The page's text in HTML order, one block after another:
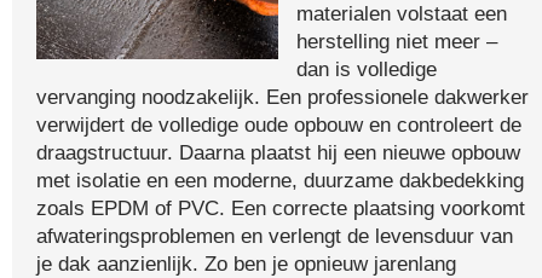
materialen volstaat een
herstelling niet meer –
dan is volledige
vervanging noodzakelijk. Een professionele dakwerker
verwijdert de volledige oude opbouw en controleert de
draagstructuur. Daarna plaatst hij een nieuwe opbouw
met isolatie en een moderne, duurzame dakbedekking
zoals EPDM of PVC. Een correcte plaatsing voorkomt
afwateringsproblemen en verlengt de levensduur van
je dak aanzienlijk. Zo ben je opnieuw jarenlang